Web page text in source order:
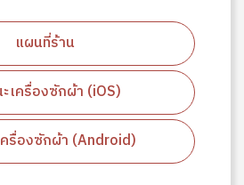
แผนที่ร้าน
เครื่องซักผ้า (iOS)
รื่องซักผ้า (Android)